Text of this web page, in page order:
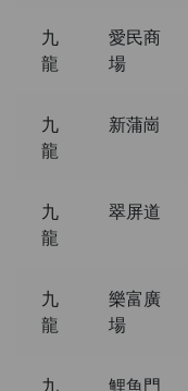
九
龍
愛民商
場
九
龍
新蒲崗
九
龍
翠屏道
九
龍
樂富廣
場
九
鯉魚門